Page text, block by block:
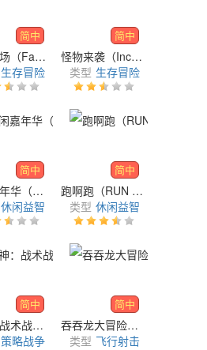
简中
果酱农场（Fam Jam）
生存冒险
简中
怪物来袭（Incoming Monsters）
类型 生存冒险
简中
休闲嘉年华（Merge x Carnival）
休闲益智
简中
跑啊跑（RUN SLASH RUN）
类型 休闲益智
简中
战神：战术战略（War Masters）
策略战争
简中
吞吞龙大冒险（Dragon POW!）
类型 飞行射击